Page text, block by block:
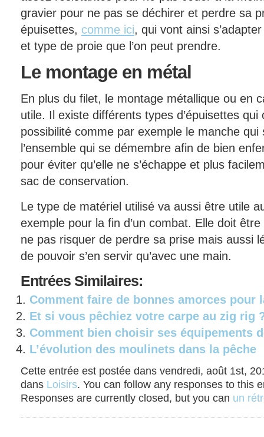
gravier pour ne pas se déchirer et perdre sa
épuisettes, comme ici, qui vont ainsi
et type de proie que l’on peut prendre.
Lemontage en métal
En plus du filet, le montage métallique ou en
utile. Il existe différents types d’épuisettes
possibilité comme par exemple le manche qui
l’ensemble qui se démembre afin de bien
pour éviter qu’elle ne s’échappe et plus
sac de conservation.
Le type de matériel utilisé va aussi être utile
exemple pour la fin d’un combat. Elle doit
ne pas risquer de perdre sa prise mais aussi
de pouvoir s’en servir qu’avec une main.
Entrées Similaires:
Comment faire de bonnes amorces pour
Et si vous pêchiez votre carpe au zig rig
Comment bien choisir ses équipements
L’évolution des moulinets dans la pêche
Cette entrée est postée dans vendredi, août 1st,
dans Loisirs. You can follow any responses to this
Responses are currently closed, but you can un